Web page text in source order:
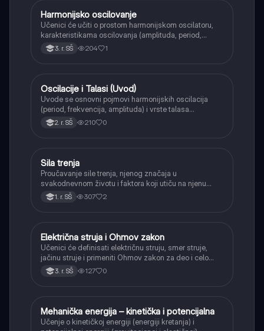
Fizika
Harmonijsko oscilovanje
Učenici će učiti o prostom harmonijskom oscilatoru,
karakteristikama oscilovanja (amplituda, period,
frekvencija) i primerima poput klatna i sistema opruga-
masa.
3. r. SŠ 204 1
Fizika
Oscilacije i Talasi (Uvod)
Uvode se osnovni pojmovi harmonijskih oscilacija
(period, frekvencija, amplituda) i vrste talasa
(transverzalni, longitudinalni), kao i karakteristike
zvučnih talasa.
2. r. SŠ 210 0
Fizika
Sila trenja
Proučavanje sile trenja, njenog značaja u
svakodnevnom životu i faktora koji utiču na njenu
veličinu.
1. r. SŠ 307 2
Fizika
Električna struja i Ohmov zakon
Učenici će definisati električnu struju, smer struje,
jačinu struje i primeniti Ohmov zakon za deo i celo
kolo.3. r. SŠ 127 0
Fizika
Mehanička energija – kinetička i potencijalna
Učenje o kinetičkoj energiji (energiji kretanja) i